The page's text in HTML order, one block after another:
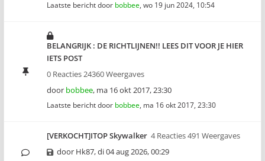
Laatste bericht door bobbee, wo 19 jun 2024, 10:54
BELANGRIJK : DE RICHTLIJNEN!! LEES DIT VOOR JE HIER
IETS POST
0 Reacties 24360 Weergaves
door bobbee, ma 16 okt 2017, 23:30
Laatste bericht door bobbee, ma 16 okt 2017, 23:30
[VERKOCHT]ITOP Skywalker 4 Reacties 491 Weergaves
door Hk87,di 04 aug 2026, 00:29